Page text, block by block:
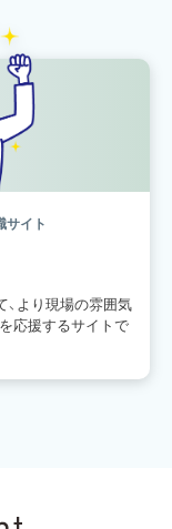
サイト
、より現場の雰囲気
応援するサイトで